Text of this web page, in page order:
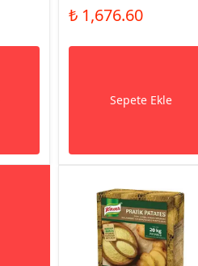
₺ 1,676.60
Sepete Ekle